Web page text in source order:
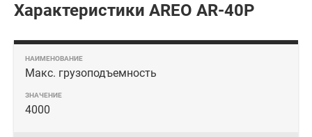
Характеристики AREO AR-40P
Макс. грузоподъемность
4000